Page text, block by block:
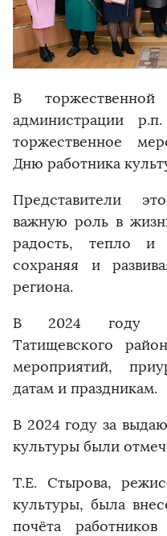
В
администрации
торжественное
Дню работника
Представители
важную роль в
радость, тепло и
сохраняя и
региона.
В 2024 году
Татищевского
мероприятий,
датам и праздникам.
В 2024 году за
культуры были
Т.Е. Стырова,
культуры, была
почёта